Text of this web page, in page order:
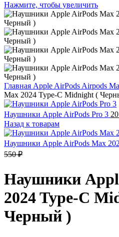
Нажмите, чтобы увеличить
Главная Apple AirPods Airpods
Max 2024 Type-C Midnight (
Наушники Apple AirPods Pro 3
Назад к товарам
Наушники Apple AirPods Max
550₽
Наушники
2024 Type-C
Черный )